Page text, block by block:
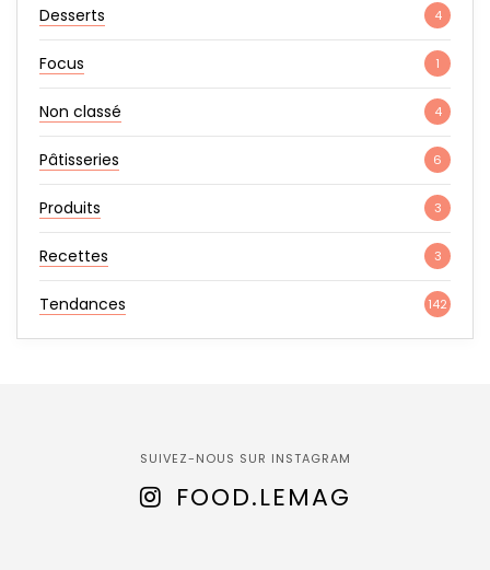
Desserts 4
Focus 1
Non classé 4
Pâtisseries 6
Produits 3
Recettes 3
Tendances 142
SUIVEZ-NOUS SUR INSTAGRAM
FOOD.LEMAG